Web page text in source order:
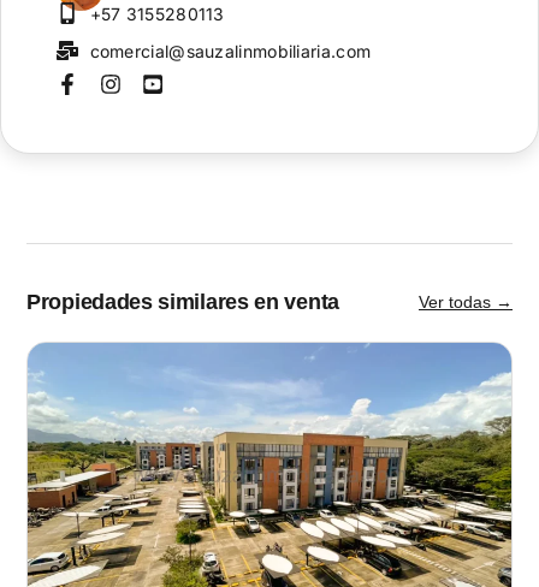
+57 3155280113
comercial@sauzalinmobiliaria.com
Propiedades similares en venta Ver todas →